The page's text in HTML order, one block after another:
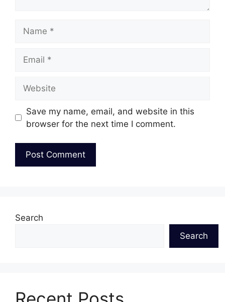
Save my name, email, and website in this
browser for the next time I comment.
Search
Search